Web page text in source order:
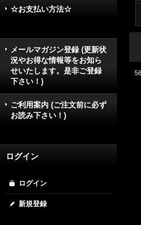
☆お支払い方法☆
メールマガジン登録 (更新状
況やお得な情報等をお知ら
せいたします。是非ご登録
下さい！)
ご利用案内 (ご注文前に必ず
お読み下さい！)
ログイン
ログイン
新規登録
56